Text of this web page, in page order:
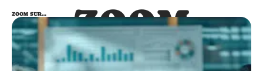
ZOOM
SUR…
ZOOM SUR…